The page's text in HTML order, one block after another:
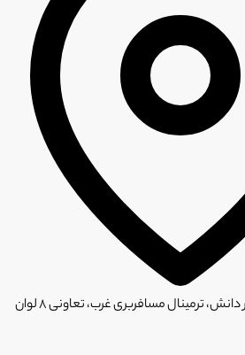
تهران، میدان آزادی، بلوار دانش، ترمینال مسافربری غرب، تعاونی ۸ لوان